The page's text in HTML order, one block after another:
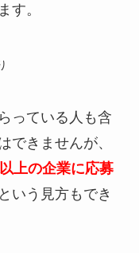
す。
っている人も含
できませんが、
上の企業に応募
という見方もでき